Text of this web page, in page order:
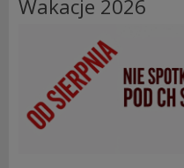
Wakacje 2026